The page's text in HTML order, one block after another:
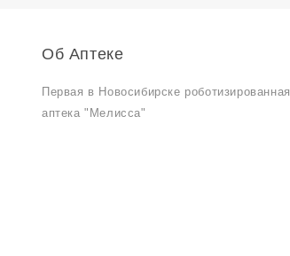
Об Аптеке
Первая в Новосибирске роботизированная
аптека "Мелисса"